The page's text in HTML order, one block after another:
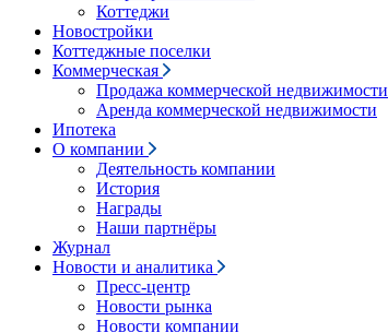
Коттеджи
Новостройки
Коттеджные поселки
Коммерческая
Продажа коммерческой недвижимости
Аренда коммерческой недвижимости
Ипотека
О компании
Деятельность компании
История
Награды
Наши партнёры
Журнал
Новости и аналитика
Пресс-центр
Новости рынка
Новости компании